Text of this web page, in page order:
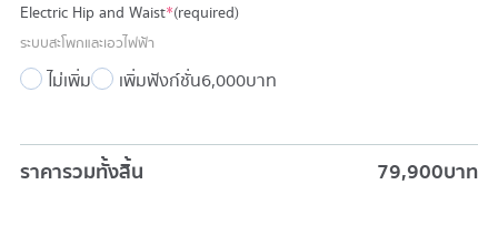
Electric Hip and Waist*(required)
ระบบสะโพกและเอวไฟฟ้า
ไม่เพิ่ม เพิ่มฟังก์ชั่น6,000 บาท
ราคารวมทั้งสิ้น 79,900บาท